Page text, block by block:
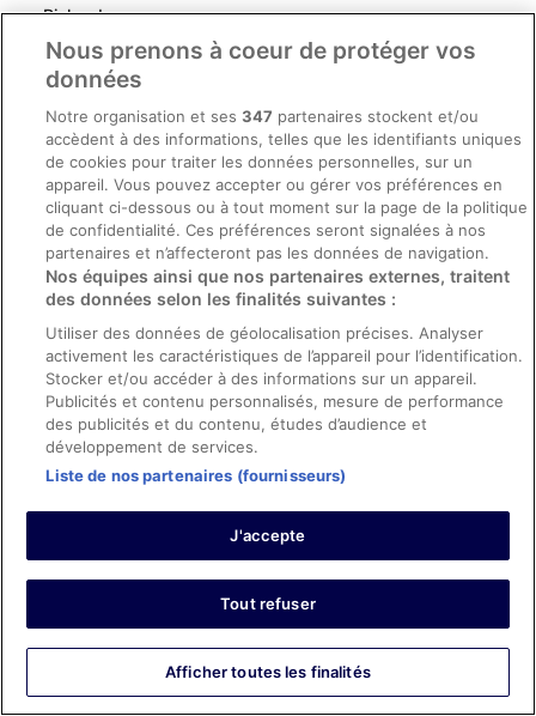
Richard
Les points forts : Propreté, équipements, infrastructures et
Traduire avec Google
Great food selection and peaceful.
Séjour de 7 nuits en octobre 2025
0
Avis vérifié
10/10 Excellent
Mythra
26 juil. 2025
Les points forts : Propreté, personnel et service, équipements
et infrastructures et conditions de l’hébergement
Traduire avec Google
beautiful hotel and very friendly staff!
Séjour de 5 nuits en juillet 2025
10/10 Excellent
11 oct. 2025
Nous prenons à coeur de protéger vos
données
Notre organisation et ses347 partenaires stockent et/ou
accèdent à des informations, telles que les identifiants uniques
de cookies pour traiter les données personnelles, sur un
appareil. Vous pouvez accepter ou gérer vos préférences en
cliquant ci-dessous ou à tout moment sur la page de la politique
de confidentialité. Ces préférences seront signalées à nos
partenaires et n’affecteront pas les données de navigation.
Nos équipes ainsi que nos partenaires externes, traitent
des données selon les finalités suivantes :
Utiliser des données de géolocalisation précises. Analyser
activement les caractéristiques de l’appareil pour l’identification.
Stocker et/ou accéder à des informations sur un appareil.
Publicités et contenu personnalisés, mesure de performance
des publicités et du contenu, études d’audience et
développement de services.
Liste de nos partenaires (fournisseurs)
J'accepte
Tout refuser
Afficher toutes les finalités